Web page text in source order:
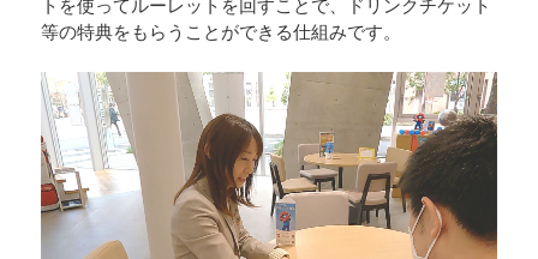
トを使ってルーレットを回すことで、ドリンクチケット
等の特典をもらうことができる仕組みです。